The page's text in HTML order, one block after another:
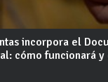
incorpora el
cómo funcionará y